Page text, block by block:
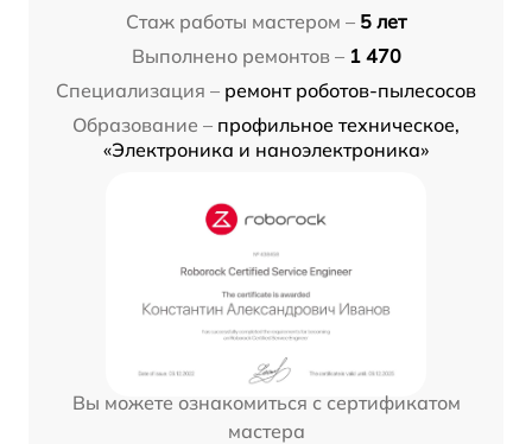
Стаж работы мастером – 5 лет
Выполнено ремонтов – 1 470
Специализация – ремонт роботов-пылесосов
Образование – профильное техническое,
«Электроника и наноэлектроника»
Вы можете ознакомиться с сертификатом
мастера